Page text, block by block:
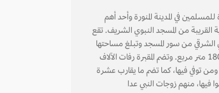
في المدينة المنورة وأحد أهم
القريبة من المسجد النبوي الشريف. تقع
الشرقي من سور المسجد وتبلغ مساحتها
ما يقارب 180000 متر مربع. وتضم المقبرة رفات الآلاف
ومن توفي فيها، كما تضم ما يقارب عشرة
فيها، منهم زوجات النبي عدا